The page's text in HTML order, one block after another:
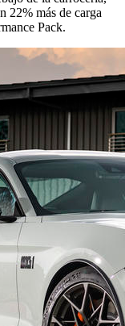
22% más de carga
Pack.